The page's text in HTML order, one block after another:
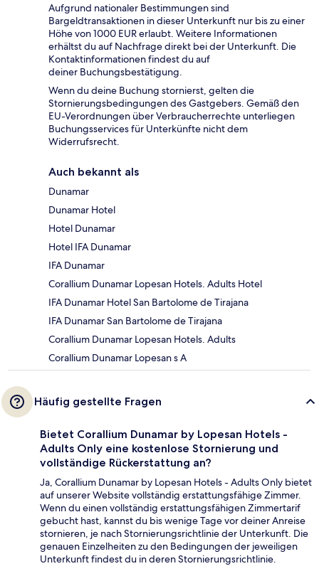
Aufgrund nationaler Bestimmungen sind
Bargeldtransaktionen in dieser Unterkunft nur bis zu einer
Höhe von 1000 EUR erlaubt. Weitere Informationen
erhältst du auf Nachfrage direkt bei der Unterkunft. Die
Kontaktinformationen findest du auf
deiner Buchungsbestätigung.
Wenn du deine Buchung stornierst, gelten die
Stornierungsbedingungen des Gastgebers. Gemäß den
EU-Verordnungen über Verbraucherrechte unterliegen
Buchungsservices für Unterkünfte nicht dem
Widerrufsrecht.
Auch bekannt als
Dunamar
Dunamar Hotel
Hotel Dunamar
Hotel IFA Dunamar
IFA Dunamar
Corallium Dunamar Lopesan Hotels. Adults Hotel
IFA Dunamar Hotel San Bartolome de Tirajana
IFA Dunamar San Bartolome de Tirajana
Corallium Dunamar Lopesan Hotels. Adults
Corallium Dunamar Lopesan s A
Häufig gestellte Fragen
Bietet Corallium Dunamar by Lopesan Hotels -
Adults Only eine kostenlose Stornierung und
vollständige Rückerstattung an?
Ja, Corallium Dunamar by Lopesan Hotels - Adults Only bietet
auf unserer Website vollständig erstattungsfähige Zimmer.
Wenn du einen vollständig erstattungsfähigen Zimmertarif
gebucht hast, kannst du bis wenige Tage vor deiner Anreise
stornieren, je nach Stornierungsrichtlinie der Unterkunft. Die
genauen Einzelheiten zu den Bedingungen der jeweiligen
Unterkunft findest du in deren Stornierungsrichtlinie.